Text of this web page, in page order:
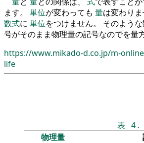
ます。 単位が変わっても 量は変わり
数式に 単位をつけません。 そのよう
号がそのまま物理量の記号なのでを量
https://www.mikado-d.co.jp/m-
life
表 4 .
物理量